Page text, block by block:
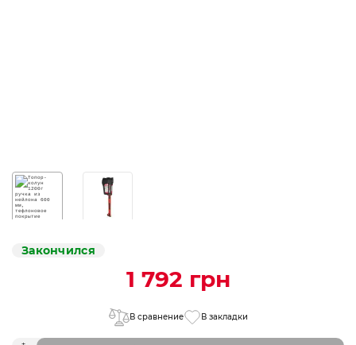
Закончился
1 792 грн
В сравнение В закладки